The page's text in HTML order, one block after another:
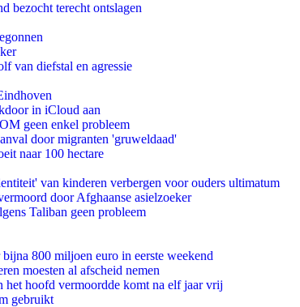
bezocht terecht ontslagen
van diefstal en agressie
in iCloud aan
geen enkel probleem
door migranten 'gruweldaad'
naar 100 hectare
van kinderen verbergen voor ouders ultimatum
door Afghaanse asielzoeker
Taliban geen probleem
800 miljoen euro in eerste weekend
moesten al afscheid nemen
het hoofd vermoordde komt na elf jaar vrij
gebruikt